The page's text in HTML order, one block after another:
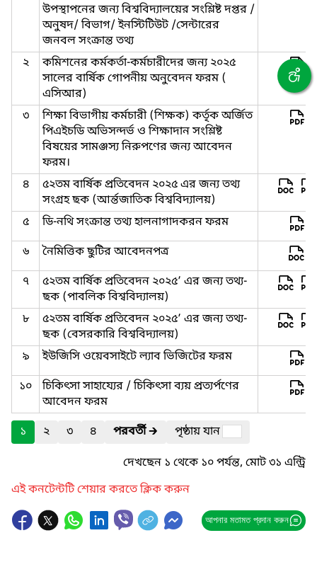
উপস্থাপনের জন্য বিশ্ববিদ্যালয়ের সংশ্লিষ্ট দপ্তর /
অনুষদ/ বিভাগ/ ইনস্টিটিউট /সেন্টারের
জনবল সংক্রান্ত তথ্য
২
কমিশনের কর্মকর্তা-কর্মচারীদের জন্য ২০২৫
সালের বার্ষিক গোপনীয় অনুবেদন ফরম (
এসিআর)
৩
শিক্ষা বিভাগীয় কর্মচারী (শিক্ষক) কর্তৃক অর্জিত
পিএইচডি অভিসন্দর্ভ ও শিক্ষাদান সংশ্লিষ্ট
বিষয়ের সামঞ্জস্য নিরুপণের জন্য আবেদন
ফরম।
৪
৫২তম বার্ষিক প্রতিবেদন ২০২৫ এর জন্য তথ্য
সংগ্রহ ছক (আর্ন্তজাতিক বিশ্ববিদ্যালয়)
৫
ডি-নথি সংক্রান্ত তথ্য হালনাগাদকরন ফরম
৬
নৈমিত্তিক ছুটির আবেদনপত্র
৭
৫২তম বার্ষিক প্রতিবেদন ২০২৫’ এর জন্য তথ্য-
ছক (পাবলিক বিশ্ববিদ্যালয়)
৮
৫২তম বার্ষিক প্রতিবেদন ২০২৫’ এর জন্য তথ্য-
ছক (বেসরকারি বিশ্ববিদ্যালয়)
৯
ইউজিসি ওয়েবসাইটে ল্যাব ভিজিটের ফরম
১০
চিকিৎসা সাহায্যের / চিকিৎসা ব্যয় প্রত্যর্পণের
আবেদন ফরম
১
২ ৩ ৪ পরবর্তী🡲
পৃষ্ঠায় যান
দেখছেন ১ থেকে ১০ পর্যন্ত, মোট ৩১ এন্ট্রি
এই কনটেন্টটি শেয়ার করতে ক্লিক করুন
আপনার মতামত প্রদান করুন